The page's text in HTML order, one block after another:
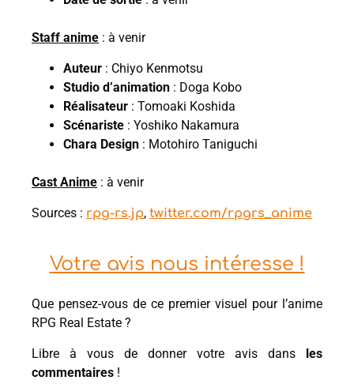
Staff anime : à venir
Auteur : Chiyo Kenmotsu
Studio d’animation : Doga Kobo
Réalisateur : Tomoaki Koshida
Scénariste : Yoshiko Nakamura
Chara Design : Motohiro Taniguchi
Cast Anime : à venir
Sources : rpg-rs.jp, twitter.com/rpgrs_anime
Votre avis nous intéresse !
Que pensez-vous de ce premier visuel pour l’anime
RPG Real Estate ?
Libre à vous de donner votre avis dans les
commentaires !